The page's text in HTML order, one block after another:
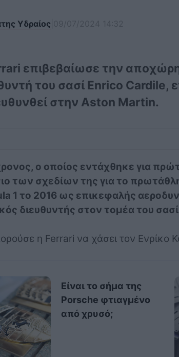
Υδραίος
επιβεβαίωσε την
του σασί Enrico
στην Aston Martin.
ο οποίος εντάχθηκε για
των σχεδίων της για το
1 το 2016 ως επικεφαλής
διευθυντής στον τομέα του
η Ferrari να χάσει τον Ενρίκο
Είναι το σήμα της
Porsche φτιαγμένο
από χρυσό;